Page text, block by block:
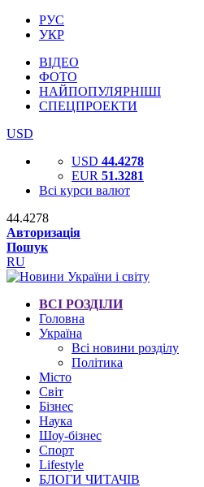
РУС
УКР
ВІДЕО
ФОТО
НАЙПОПУЛЯРНІШІ
СПЕЦПРОЕКТИ
USD
USD 44.4278
EUR 51.3281
Всі курси валют
44.4278
Авторизація
Пошук
RU
ВСІ РОЗДІЛИ
Головна
Україна
Всі новини розділу
Політика
Місто
Світ
Бізнес
Наука
Шоу-бізнес
Спорт
Lifestyle
БЛОГИ ЧИТАЧІВ